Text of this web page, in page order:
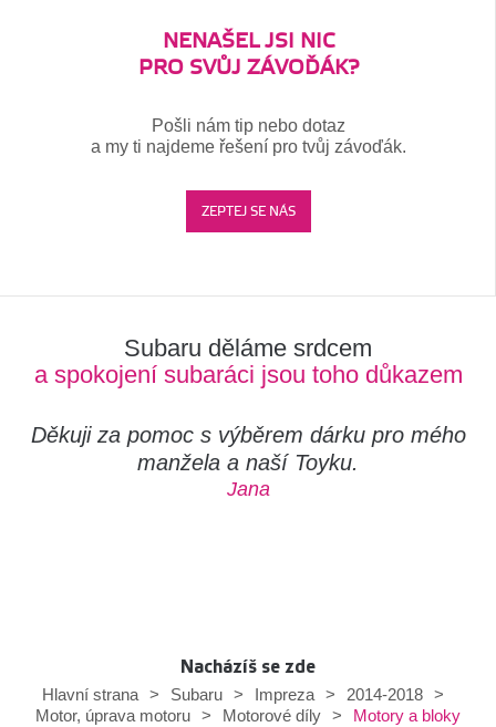
NENAŠEL JSI NIC
PRO SVŮJ ZÁVOĎÁK?
Pošli nám tip nebo dotaz
a my ti najdeme řešení pro tvůj závoďák.
ZEPTEJ SE NÁS
Subaru děláme srdcem
a spokojení subaráci jsou toho důkazem
Děkuji za pomoc s výběrem dárku pro mého
manžela a naší Toyku.
Jana
Nacházíš se zde
Hlavní strana
> Subaru > Impreza > 2014-2018
>
Motor, úprava motoru > Motorové díly > Motory a bloky